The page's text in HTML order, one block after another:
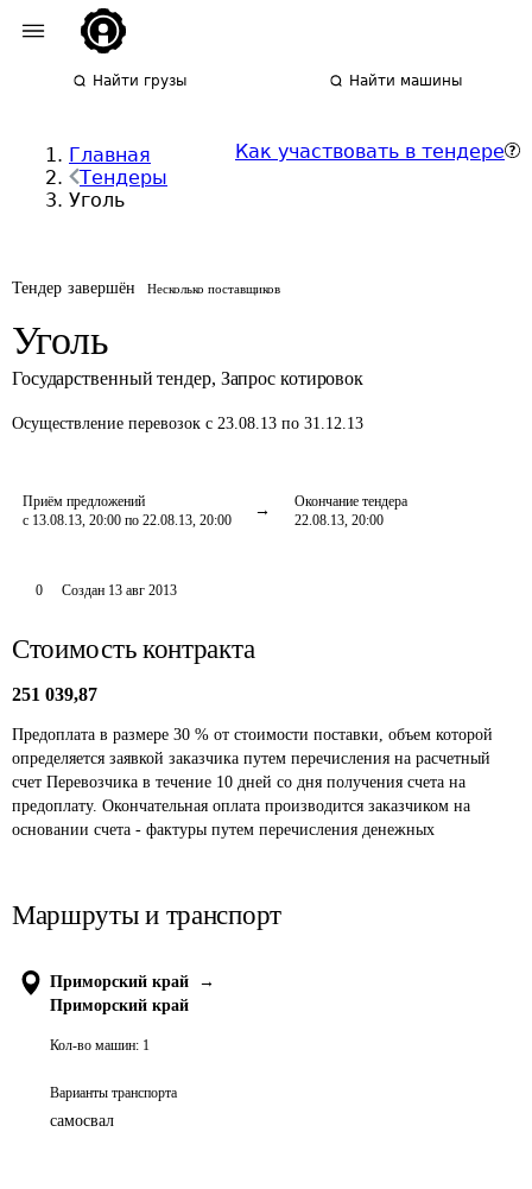
Найти грузы Найти машины
Главная
Тендеры
Уголь
Как участвовать в тендере
Тендер завершён Несколько поставщиков
Уголь
Государственный тендер, Запрос котировок
Осуществление перевозок с 23.08.13 по 31.12.13
Приём предложений
с 13.08.13, 20:00 по 22.08.13, 20:00
Окончание тендера
22.08.13, 20:00
0 Создан 13 авг 2013
Стоимость контракта
251 039,87
Предоплата в размере 30 % от стоимости поставки, объем которой
определяется заявкой заказчика путем перечисления на расчетный
счет Перевозчика в течение 10 дней со дня получения счета на
предоплату. Окончательная оплата производится заказчиком на
основании счета - фактуры путем перечисления денежных
Маршруты и транспорт
Приморский край
→
Приморский край
Кол-во машин: 1
Варианты транспорта
самосвал